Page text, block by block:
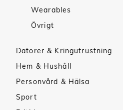
Wearables
Övrigt
Datorer & Kringutrustning
Hem & Hushåll
Personvård & Hälsa
Sport